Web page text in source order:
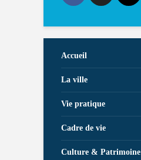
Accueil
La ville
Vie pratique
Cadre de vie
Culture & Patrimoine